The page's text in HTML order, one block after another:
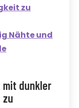
zu
Nähte und
mit dunkler
zu